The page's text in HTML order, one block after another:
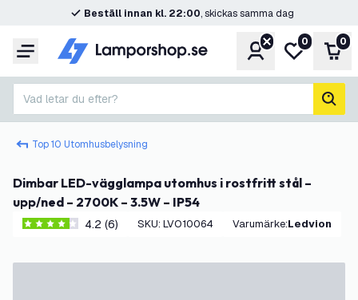
Beställ innan kl. 22:00, skickas samma dag
Meny KontoMin0 0
Vad letar du efter?
sök
Top 10 Utomhusbelysning
Dimbar LED-vägglampa utomhus i rostfritt stål –
upp/ned – 2700K – 3.5W – IP54
4.2 stjärnbetyg4.2 (6) SKU: LVO10064 Varumärke: Ledvion